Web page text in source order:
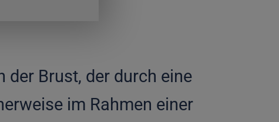
Brust, der durch eine
im Rahmen einer